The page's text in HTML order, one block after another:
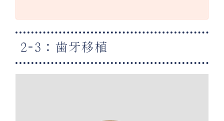
2-3：歯牙移植